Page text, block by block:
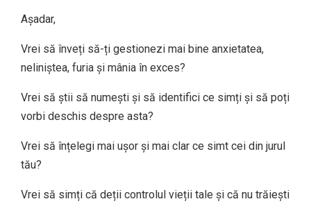
Așadar,
Vrei să înveți să-ți gestionezi mai bine anxietatea,
neliniștea, furia și mânia în exces?
Vrei să știi să numești și să identifici ce simți și să poți
vorbi deschis despre asta?
Vrei să înțelegi mai ușor și mai clar ce simt cei din jurul
tău?
Vrei să simți că deții controlul vieții tale și că nu trăiești